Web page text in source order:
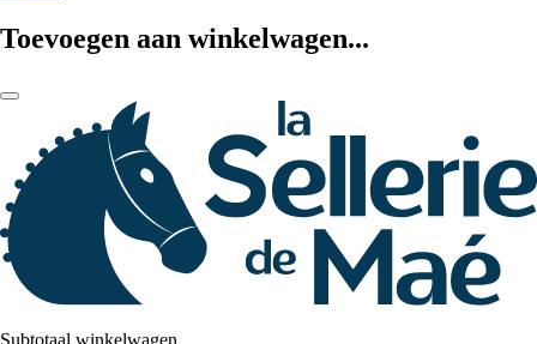
Toevoegen aan winkelwagen...